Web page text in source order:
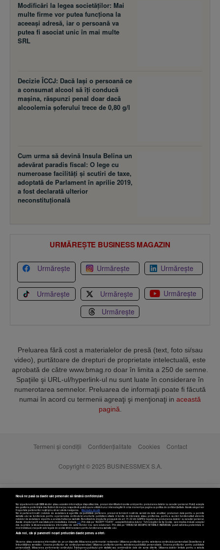
Modificări la legea societăţilor: Mai
multe firme vor putea funcţiona la
aceeaşi adresă, iar o persoană va
putea fi asociat unic în mai multe
SRL
Decizie ÎCCJ: Dacă laşi o persoană ce
a consumat alcool să îţi conducă
maşina, răspunzi penal doar dacă
alcoolemia şoferului trece de 0,80 g/l
Cum urma să devină Insula Belina un
adevărat paradis fiscal: O lege cu
numeroase facilităţi şi scutiri de taxe,
adoptată de Parlament în aprilie 2019,
a fost declarată ulterior
neconstituţională
URMĂREȘTE BUSINESS MAGAZIN
Urmărește Urmărește Urmărește
Urmărește Urmărește
Urmărește
Urmărește
Preluarea fără cost a materialelor de presă (text, foto si/sau
video), purtătoare de drepturi de proprietate intelectuală, este
aprobată de către www.bmag.ro doar în limita a 250 de semne.
Spaţiile şi URL-ul/hyperlink-ul nu sunt luate în considerare în
numerotarea semnelor. Preluarea de informaţii poate fi făcută
numai în acord cu termenii agreaţi şi menţionaţi in această
pagină
Termeni și condiții Confidențialitate Cookies Contact
Copyright © 2025 BUSINESSMEX S.A.
Nouă ne pasă ca datele tale personale să rămână confidențiale
Noi și partenerii noștri589stocăm și/sau accesăm informații pe dispozitivul dvs., precum identificatorii cookie unici pentru prelucrarea datelor cu caracter personal. Puteți accepta
sau gestiona preferințele dvs. făcând clic mai jos, respectiv vă puteți opune utilizării unui interes legitim în orice moment pe pagina cu politica de confidențialitate. Aceste alegeri vor
fi raportate partenerilor noștri și nu vă vor afecta navigarea.
Mai multe detalii
Noi si partenerii nostri (retelele de socializare si agentiile de publicitate partenere, precum si furnizorii nostri de servicii de date analitice) prelucram date pentru a permite
website-ului sa functioneze, pentru a personaliza continutul si anunturile publicitare afisate in functie de interesele si/sau profilul dvs., pentru a va oferi functionalitati aferente
retelelor de socializare si pentru a analiza traficul pe website. Beneficiati de drepturile prevazute de art. 15-22 din GDPR in legatura cu prelucrarea datelor cu caracter personal.
Aceste drepturi pot fi exercitate prin modalitatea indicataaici. Prin click pe “ACCEPT TOATE”, acceptati folosirea tuturor Tehnologiilor de tip Cookie, care implica inclusiv acceptul
dvs. cu privire la stocarea/accesarea informatiilor de catre Vendor-ii cu care colaboram. Prin click pe “VREAU SA MODIFIC SETARILE INDIVIDUAL” puteti schimba preferintele in
mod individual, mai putin cele legate de cookie strict necesare pentru functionarea website-ului.
Atât noi, cât și partenerii noștri prelucrăm datele pentru a oferi:
Stocarea și/sau accesarea informațiilor de pe un dispozitiv. Măsurarea performanței reclamelor. Utilizarea profilurilor pentru selectarea conținutului personalizat. Dezvoltarea și
îmbunătățirea serviciilor. Crearea profilurilor de conținut personalizat. Utilizarea profilurilor pentru selectarea publicității personalizate. Crearea profilurilor pentru publicitate
personalizată. Măsurarea performanței conținutului. Înțelegerea publicului prin statistici sau combinații de date din surse diferite. Utilizarea datelor limitate pentru a selecta